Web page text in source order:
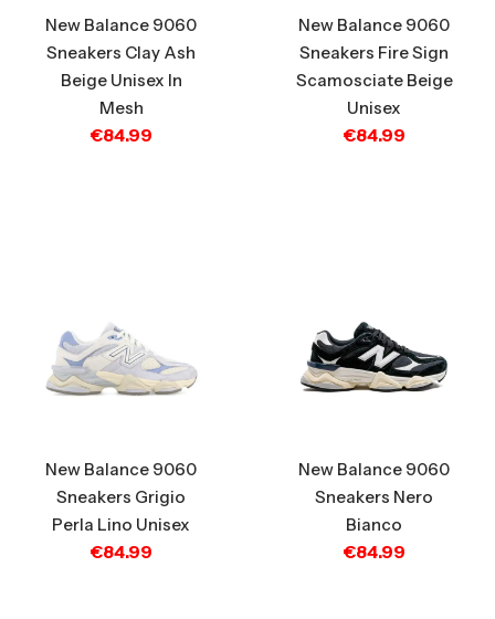
New Balance 9060
Sneakers Clay Ash
Beige Unisex In
Mesh
€84.99
New Balance 9060
Sneakers Fire Sign
Scamosciate Beige
Unisex
€84.99
New Balance 9060
Sneakers Grigio
Perla Lino Unisex
€84.99
New Balance 9060
Sneakers Nero
Bianco
€84.99